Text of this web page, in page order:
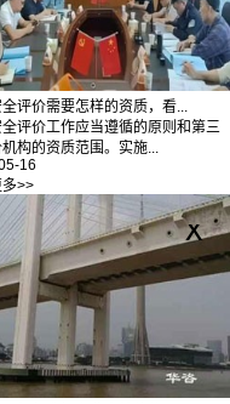
评价需要怎样的资质，看...
评价工作应当遵循的原则和第三
构的资质范围。实施...
16
>>
x